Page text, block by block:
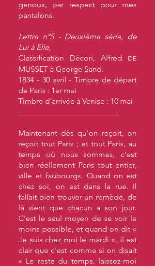
genoux, par respect pour mes
pantalons.
Lettre n°5 - Deuxième série, de
Lui à Elle,
Classification Décori, Alfred
DE
MUSSET à George Sand.
1834 - 30 avril - Timbre de départ
de Paris : 1er mai
Timbre d'arrivée à Venise : 10 mai
Maintenant dès qu'on reçoit, on
reçoit tout Paris ; et tout Paris, au
temps où nous sommes, c'est
bien réellement Paris tout entier,
ville et faubourgs. Quand on est
chez soi, on est dans la rue. Il
fallait bien trouver un remède, de
là vient que chacun a son jour.
C'est le seul moyen de se voir le
moins possible, et quand on dit «
Je suis chez moi le mardi », il est
clair que c'est comme si on disait
« Le reste du temps, laissez-moi